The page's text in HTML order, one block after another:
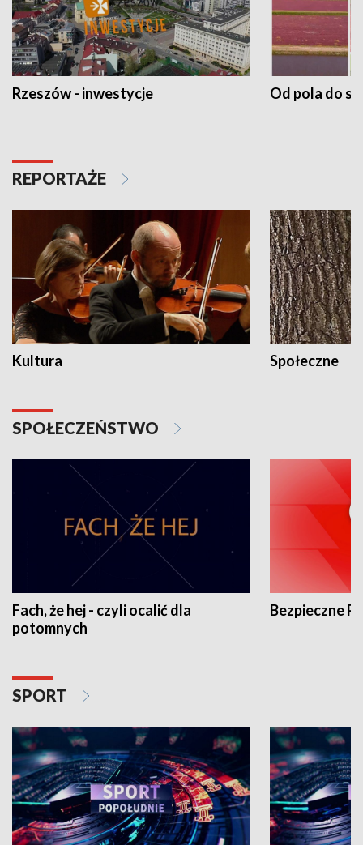
Rzeszów - inwestycje Od pola do
REPORTAŻE
Kultura Społeczne
SPOŁECZEŃSTWO
Fach, że hej - czyli ocalić dla
potomnych
Bezpieczne
SPORT